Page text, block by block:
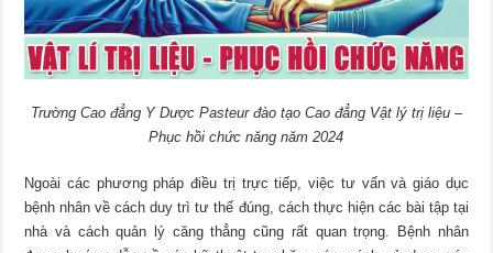
Trường Cao đẳng Y Dược Pasteur đào tạo Cao đẳng Vật lý trị liệu –
Phục hồi chức năng năm 2024
Ngoài các phương pháp điều trị trực tiếp, việc tư vấn và giáo dục
bệnh nhân về cách duy trì tư thế đúng, cách thực hiện các bài tập tại
nhà và cách quản lý căng thẳng cũng rất quan trọng. Bệnh nhân